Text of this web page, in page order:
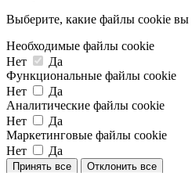
Выберите, какие файлы cookie вы
Необходимые файлы cookie
Нет
Да
Функциональные файлы cookie
Нет
Да
Аналитические файлы cookie
Нет
Да
Маркетинговые файлы cookie
Нет
Да
Принять все Отклонить все